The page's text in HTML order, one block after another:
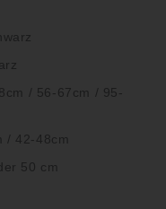
/ 56-67cm / 95-
/ 42-48cm
50 cm